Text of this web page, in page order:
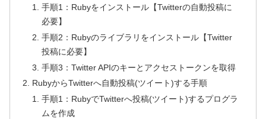
手順1：Rubyをインストール【Twitterの自動投稿に
必要】
手順2：Rubyのライブラリをインストール【Twitter
投稿に必要】
手順3：Twitter APIのキーとアクセストークンを取得
RubyからTwitterへ自動投稿(ツイート)する手順
手順1：RubyでTwitterへ投稿(ツイート)するプログラ
ムを作成